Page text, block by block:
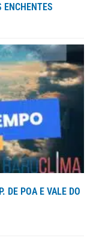
ENCHENTES
DE POA E VALE DO